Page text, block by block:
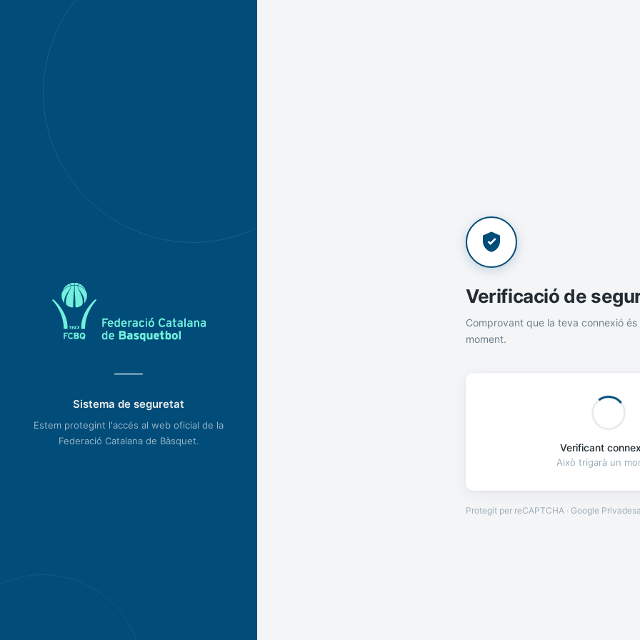
Sistema de seguretat
Estem protegint l'accés al web oficial de la
Federació Catalana de Bàsquet.
Verificació de
Comprovant que la teva connexió és
moment.
Verificant
Això trigarà un
Protegit per reCAPTCHA · Google Privadesa